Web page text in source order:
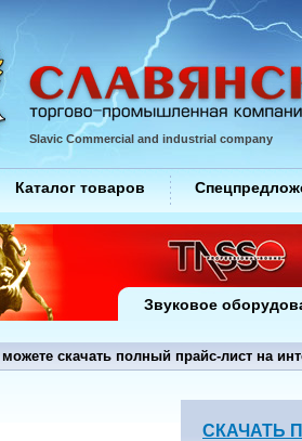
скачать полный прайс-лист на
СКАЧАТЬ
Slavic Commercial and industrial company
Каталог товаров
Звуковое